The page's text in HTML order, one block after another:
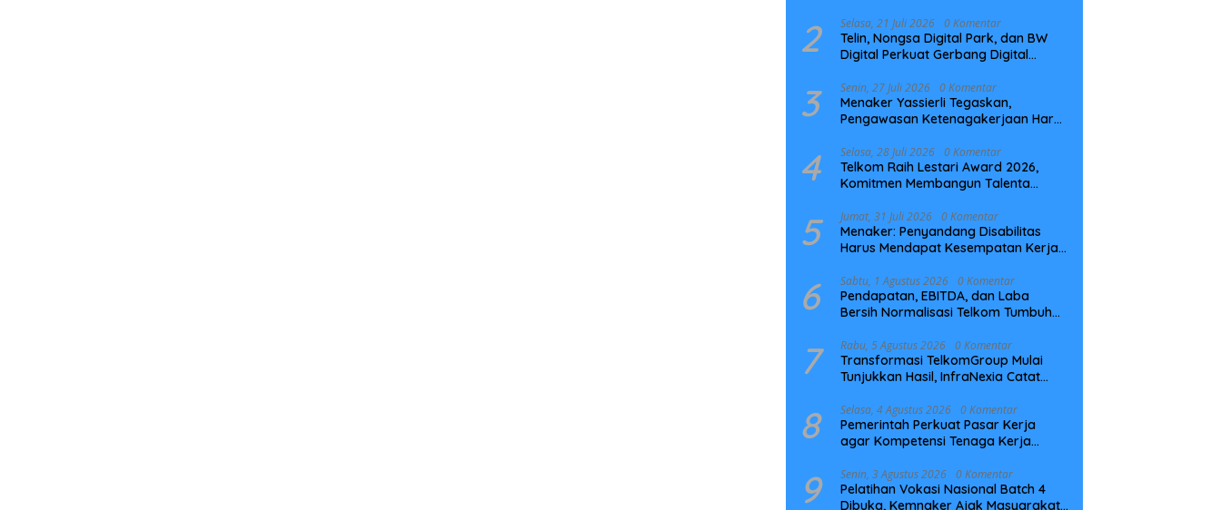
2 Selasa, 21 Juli 2026 0 Komentar
Telin, Nongsa Digital Park, dan BW
Digital Perkuat Gerbang Digital
NCC
3 Senin, 27 Juli 2026 0 Komentar
Menaker Yassierli Tegaskan,
Pengawasan Ketenagakerjaan Harus
4 Selasa, 28 Juli 2026 0 Komentar
Telkom Raih Lestari Award 2026,
Komitmen Membangun Talenta
5 Jumat, 31 Juli 2026 0 Komentar
Menaker: Penyandang Disabilitas
Harus Mendapat Kesempatan Kerja
6 Sabtu, 1 Agustus 2026 0 Komentar
Pendapatan, EBITDA, dan Laba
Bersih Normalisasi Telkom Tumbuh
7 Rabu, 5 Agustus 2026 0 Komentar
Transformasi TelkomGroup Mulai
Tunjukkan Hasil, InfraNexia Catat
Digital Nasional
8 Selasa, 4 Agustus 2026 0 Komentar
Pemerintah Perkuat Pasar Kerja
agar Kompetensi Tenaga Kerja
9 Senin, 3 Agustus 2026 0 Komentar
Pelatihan Vokasi Nasional Batch 4
Dibuka, Kemnaker Ajak Masyarakat